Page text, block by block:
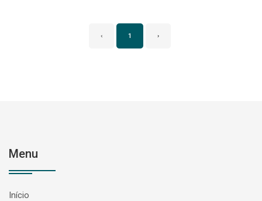
‹ 1 ›
Menu
Início